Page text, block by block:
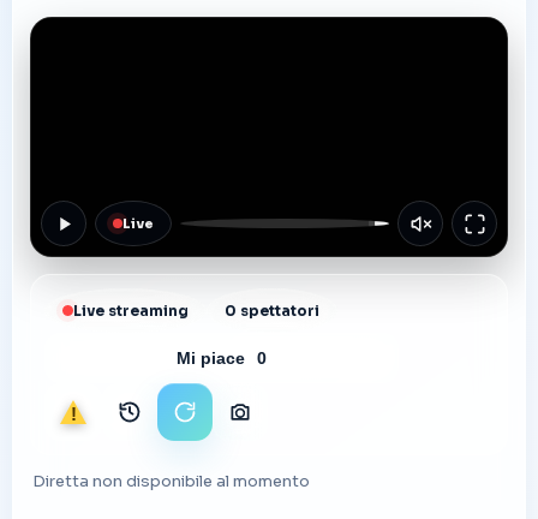
Live
Live streaming 0 spettatori
Mi piace 0
SegnalaArchivio immagini
Ricarica stream
Scarica foto
Diretta non disponibile al momento